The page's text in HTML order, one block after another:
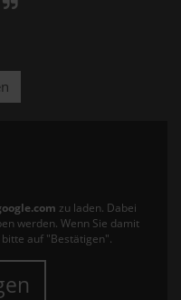
zu laden. Dabei
werden. Wenn Sie damit
auf "Bestätigen".